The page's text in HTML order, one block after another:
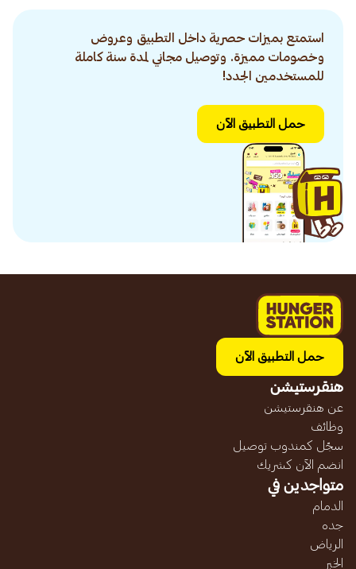
استمتع بميزات حصرية داخل التطبيق وعروض
وخصومات مميزة. وتوصيل مجاني لمدة سنة كاملة
للمستخدمين الجدد!
حمل التطبيق الآن
حمل التطبيق الآن
هنقرستيشن
عن هنقرستيشن
وظائف
سجّل كمندوب توصيل
انضم الآن كشريك
متواجدين في
الدمام
جده
الرياض
الخبر